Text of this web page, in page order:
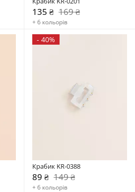
135 ₴ 169 ₴
+ 6 кольорів
- 40%
Крабик KR-0388
89 ₴ 149 ₴
+ 6 кольорів